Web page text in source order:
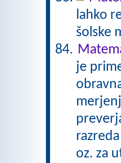
lahko
šolske
je
oz. za